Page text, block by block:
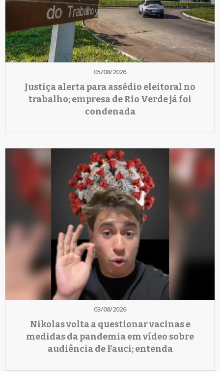
05/08/2026
Justiça alerta para assédio eleitoral no
trabalho; empresa de Rio Verde já foi
condenada
03/08/2026
Nikolas volta a questionar vacinas e
medidas da pandemia em vídeo sobre
audiência de Fauci; entenda